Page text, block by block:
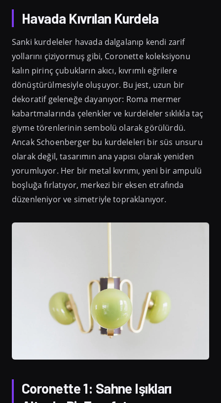
Havada Kıvrılan Kurdela
Sanki kurdeleler havada dalgalanıp kendi zarif
yollarını çiziyormuş gibi, Coronette koleksiyonu
kalın pirinç çubukların akıcı, kıvrımlı eğrilere
dönüştürülmesiyle oluşuyor. Bu jest, uzun bir
dekoratif geleneğe dayanıyor: Roma mermer
kabartmalarında çelenkler ve kurdeleler sıklıkla taç
giyme törenlerinin sembolü olarak görülürdü.
Ancak Schoenberger bu kurdeleleri bir süs unsuru
olarak değil, tasarımın ana yapısı olarak yeniden
yorumluyor. Her bir metal kıvrımı, yeni bir ampulü
boşluğa fırlatıyor, merkezi bir eksen etrafında
düzenleniyor ve simetriyle topraklanıyor.
Coronette 1: Sahne Işıkları